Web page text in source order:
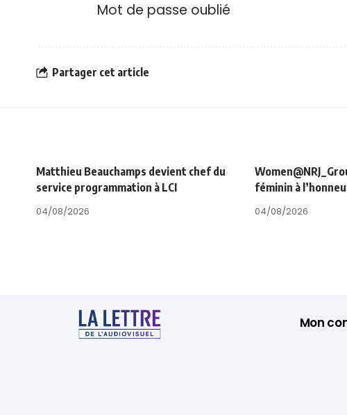
Mot de passe oublié
Partager cet article
Matthieu Beauchamps devient chef du
service programmation à LCI
04/08/2026
féminin à
04/08/2026
Mon